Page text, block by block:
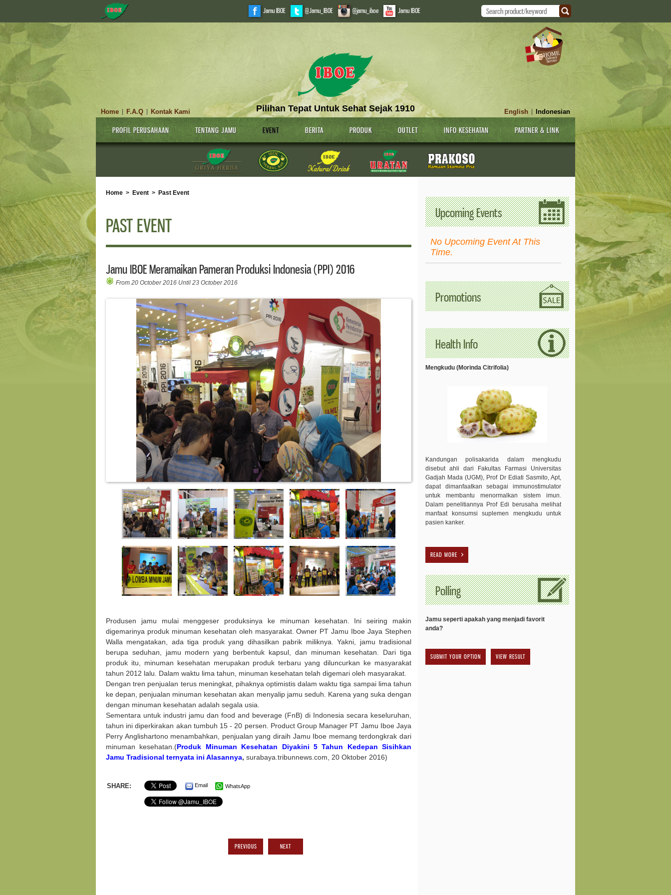
Jamu IBOE @Jamu_IBOE @jamu_iboe Jamu IBOE
Pilihan Tepat Untuk Sehat Sejak 1910
Home F.A.Q Kontak Kami English Indonesian
PROFIL PERUSAHAAN TENTANG JAMU EVENT BERITA PRODUK OUTLET INFO KESEHATAN PARTNER & LINK
Home > Event > Past Event
PAST EVENT
Jamu IBOE Meramaikan Pameran Produksi Indonesia (PPI) 2016
From 20 October 2016 Until 23 October 2016
Produsen jamu mulai menggeser produksinya ke minuman kesehatan. Ini seiring makin
digemarinya produk minuman kesehatan oleh masyarakat. Owner PT Jamu Iboe Jaya Stephen
Walla mengatakan, ada tiga produk yang dihasilkan pabrik miliknya. Yakni, jamu tradisional
berupa seduhan, jamu modern yang berbentuk kapsul, dan minuman kesehatan. Dari tiga
produk itu, minuman kesehatan merupakan produk terbaru yang diluncurkan ke masyarakat
tahun 2012 lalu. Dalam waktu lima tahun, minuman kesehatan telah digemari oleh masyarakat.
Dengan tren penjualan terus meningkat, pihaknya optimistis dalam waktu tiga sampai lima tahun
ke depan, penjualan minuman kesehatan akan menyalip jamu seduh. Karena yang suka dengan
dengan minuman kesehatan adalah segala usia.
Sementara untuk industri jamu dan food and beverage (FnB) di Indonesia secara keseluruhan,
tahun ini diperkirakan akan tumbuh 15 - 20 persen. Product Group Manager PT Jamu Iboe Jaya
Perry Anglishartono menambahkan, penjualan yang diraih Jamu Iboe memang terdongkrak dari
minuman kesehatan.(Produk Minuman Kesehatan Diyakini 5 Tahun Kedepan Sisihkan
Jamu Tradisional ternyata ini Alasannya, surabaya.tribunnews.com, 20 Oktober 2016)
SHARE: Email WhatsApp
PREVIOUS NEXT
Upcoming Events
No Upcoming Event At This
Time.
Promotions
Health Info
Mengkudu (Morinda Citrifolia)
Kandungan polisakarida dalam mengkudu
disebut ahli dari Fakultas Farmasi Universitas
Gadjah Mada (UGM), Prof Dr Ediati Sasmito, Apt,
dapat dimanfaatkan sebagai immunostimulator
untuk membantu menormalkan sistem imun.
Dalam penelitiannya Prof Edi berusaha melihat
manfaat konsumsi suplemen mengkudu untuk
pasien kanker.
READ MORE
Polling
Jamu seperti apakah yang menjadi favorit
anda?
VIEW RESULT